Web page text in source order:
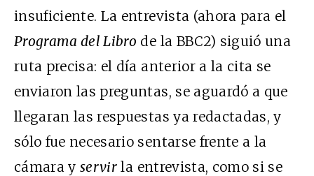
insuficiente. La entrevista (ahora para el
Programa del Libro de la BBC2) siguió una
ruta precisa: el día anterior a la cita se
enviaron las preguntas, se aguardó a que
llegaran las respuestas ya redactadas, y
sólo fue necesario sentarse frente a la
cámara yservir la entrevista, como si se